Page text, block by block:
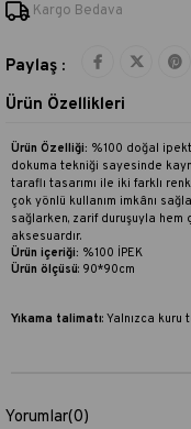
Kargo Bedava
Paylaş :
Ürün Özellikleri
Ürün Özelliği: %100 doğal
dokuma tekniği sayesinde
taraflı tasarımı ile iki farklı
çok yönlü kullanım imkânı
sağlarken, zarif duruşuyla
aksesuardır.
Ürün içeriği: %100 İPEK
Ürün ölçüsü: 90*90cm
Yıkama talimatı: Yalnızca kuru
Yorumlar(0)